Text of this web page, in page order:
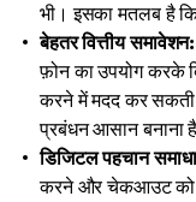
भी। इसका मतलब है
बेहतर वित्तीय समावेशन:
फ़ोन का उपयोग करके
करने में मदद कर
प्रबंधन आसान बनाना
डिजिटल पहचान
करने और चेकआउट को